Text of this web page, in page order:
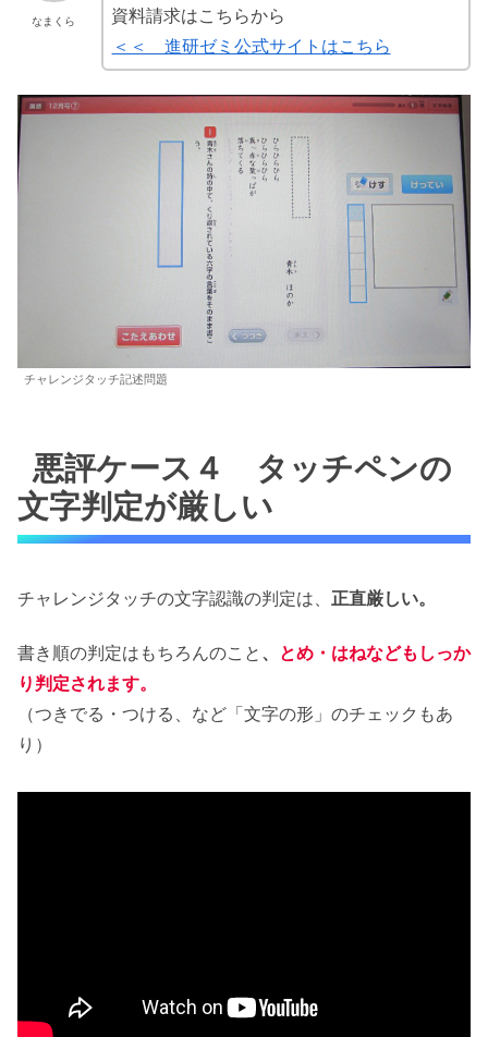
なまくら
資料請求はこちらから
＜＜ 進研ゼミ公式サイトはこちら
チャレンジタッチ記述問題
悪評ケース４ タッチペンの
文字判定が厳しい
チャレンジタッチの文字認識の判定は、 正直厳しい。
書き順の判定はもちろんのこと 、 とめ・はねなどもしっか
り判定されます。
（つきでる・つける、など「文字の形」のチェックもあ
り）